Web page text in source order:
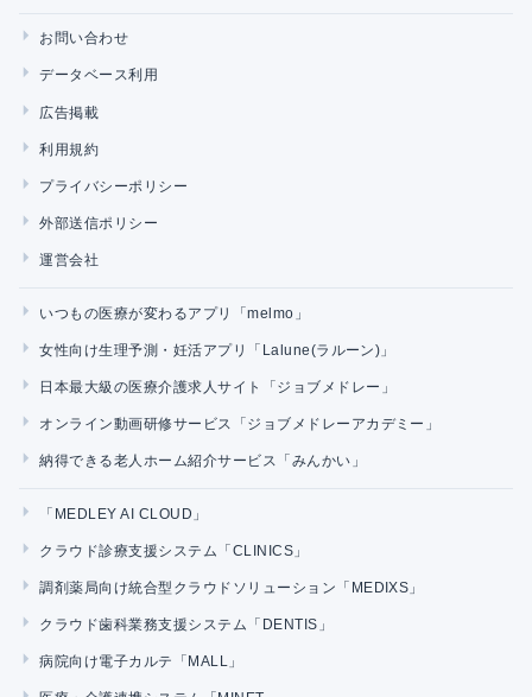
お問い合わせ
データベース利用
広告掲載
利用規約
プライバシーポリシー
外部送信ポリシー
運営会社
いつもの医療が変わるアプリ「melmo」
女性向け生理予測・妊活アプリ「Lalune(ラルーン)」
日本最大級の医療介護求人サイト「ジョブメドレー」
オンライン動画研修サービス「ジョブメドレーアカデミー」
納得できる老人ホーム紹介サービス「みんかい」
「MEDLEY AI CLOUD」
クラウド診療支援システム「CLINICS」
調剤薬局向け統合型クラウドソリューション「MEDIXS」
クラウド歯科業務支援システム「DENTIS」
病院向け電子カルテ「MALL」